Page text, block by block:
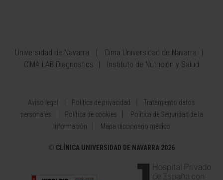
Universidad de Navarra
Cima Universidad de Navarra
CIMA LAB Diagnostics
Instituto de Nutrición y Salud
Aviso legal Política de privacidad
Tratamiento datos
personales
Política de cookies
Política de Seguridad de la
Información
Mapa diccionario médico
© CLÍNICA UNIVERSIDAD DE NAVARRA 2026